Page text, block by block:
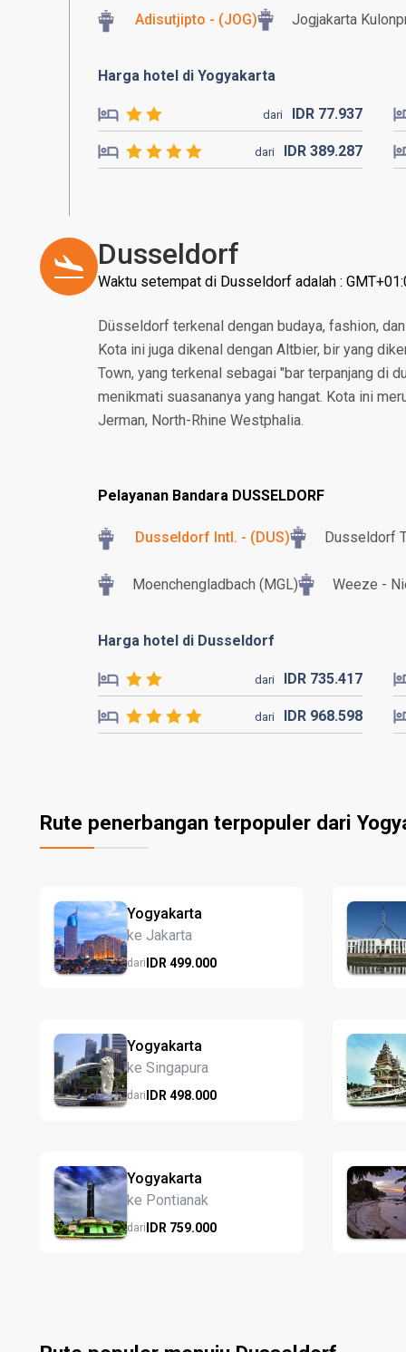
Adisutjipto - (JOG) Jogjakarta
Harga hotel di Yogyakarta
dari IDR 77.937
dari IDR 389.287
Dusseldorf
Waktu setempat di Dusseldorf adalah :
Düsseldorf terkenal dengan budaya, fashion,
Kota ini juga dikenal dengan Altbier, bir yang
Town, yang terkenal sebagai "bar terpanjang di
menikmati suasananya yang hangat. Kota ini
Jerman, North-Rhine Westphalia.
Pelayanan Bandara DUSSELDORF
Dusseldorf Intl. - (DUS) Dusseldorf
Moenchengladbach (MGL) Weeze -
Harga hotel di Dusseldorf
dari IDR 735.417
dari IDR 968.598
Rute penerbangan terpopuler dari
Yogyakarta
ke Jakarta
dariIDR 499.000
Yogyakarta
ke Singapura
dariIDR 498.000
Yogyakarta
ke Pontianak
dariIDR 759.000